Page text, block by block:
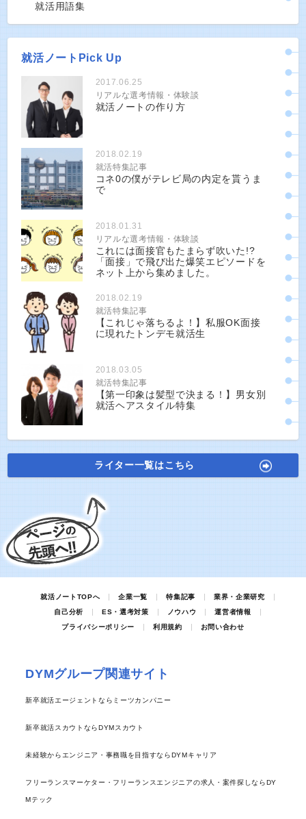
就活用語集
就活ノートPick Up
2017.06.25
リアルな選考情報・体験談
就活ノートの作り方
2018.02.19
就活特集記事
コネ0の僕がテレビ局の内定を貰うま
で
2018.01.31
リアルな選考情報・体験談
これには面接官もたまらず吹いた!?
「面接」で飛び出た爆笑エピソードを
ネット上から集めました。
2018.02.19
就活特集記事
【これじゃ落ちるよ！】私服OK面接
に現れたトンデモ就活生
2018.03.05
就活特集記事
【第一印象は髪型で決まる！】男女別
就活ヘアスタイル特集
ライター一覧はこちら
就活ノートTOPへ 企業一覧 特集記事
業界・企業研究
自己分析
ES・選考対策 ノウハウ
運営者情報
プライバシーポリシー
利用規約 お問い合わせ
DYMグループ関連サイト
新卒就活エージェントならミーツカンパニー
新卒就活スカウトならDYMスカウト
未経験からエンジニア・事務職を目指すならDYMキャリア
フリーランスマーケター・フリーランスエンジニアの求人・案件探しならDY
Mテック